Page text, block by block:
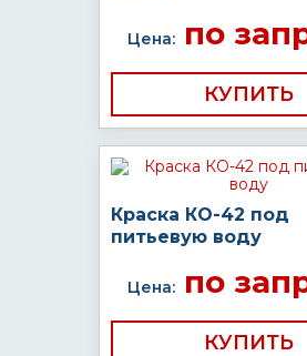
Цена:по
КУПИТЬ
Краска КО-42 под
питьевую воду
Цена:по
КУПИТЬ